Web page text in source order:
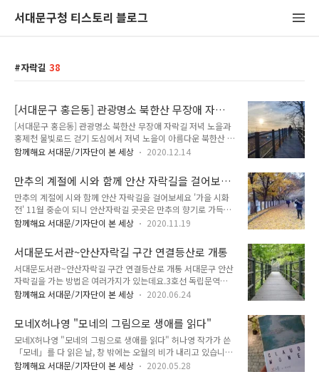
서대문구청 티스토리 블로그
자락길 38
[서대문구 홍은동] 관광명소 북한산 무장애 자락
길 저녁 노을과 홍제천 물빛로드 걷기
[서대문구 홍은동] 관광명소 북한산 무장애 자락길 저녁 노을과
홍제천 물빛로드 걷기 도심에서 저녁 노을이 아름다운 북한산 무
장애 자락길은 겨울 산이라도 쉽게 오늘 수 있습니다. 특히 북한
걷기 운동으로 즐길 수 있지요. 도심 가까이 서대문구 홍은동에
교통 편리하며, 사계절 아름다운 북한산 무장애 자락길이 있습니
다. ▲ 북한산 자락길 안내 지도 북한산은 836m로 서울에서 제
일 높은 산이죠. 서대문구 홍은동 쪽 북한산 무장애 자락길은
4.5km인데, A코스 1.2km, B코스 1.5km, C 코스 1.8km로 이
안내 지도 오른쪽 홍지문에서부터 내려와 북한산 C 코스 무장애
자락길을 걷..
함께해요 서대문/기자단이 본 세상 2020.12.14
만추의 계절에 시와 함께 안산 자락길을 걸어보세
요 '가을 시화전'
만추의 계절에 시와 함께 안산 자락길을 걸어보세요 '가을 시화
전' 11월 중순이 되니 안산자락길 곳곳은 만추의 향기로 가득합
니다. 파스텔톤으로 물들어가는 느티나뭇잎과 벚나무잎, 타는 듯
듯 한 풍경이지요. 먼저 안산자락길의 가을 풍경을 사진으로 전
해드립니다. 11월 12일부터 서대문도서관산책길로 가는 방향의
넓은 길에 시화전이 열리고 있습니다. 시화전에서는 서대문문인
협회 회원들의 시 스무 편을 만나볼 수 있습니다. 가을과 시! 멋
지지 않나요? 늦가을은 마음의 여유를 한껏 느낄 수 있는 계절이
으며 잠시 발걸음을 멈추고 시 한 편을 읽는 잔잔한 기쁨과 여유
를 느껴보시는 건 어떨까요?..
함께해요 서대문/기자단이 본 세상 2020.11.19
서대문도서관~안산자락길 구간 연결등산로 개통
서대문도서관~안산자락길 구간 연결등산로 개통 서대문구 안산
자락길을 가는 방법은 여러가지가 있는데요.3호선 독립문역에
서 올라가는 가는 방법, 서대문구청 뒤편을 통해 오르는 방법 등
가능해졌어요. 바로 서대문구 모래내로에 위치한 신연중학교, 서
대문도서관에서 안산자락길로 이어지는 연결등산로가 개통됐기
때문입니다. 지금부터 안산자락길 연결등산로를 소개해드리려
고 합니다. 안산자락길 연결등산로는 모래내로 408 신연중학교
정문진입로 옆에서부터 시작됩니다. 시멘트 재질의 계단을 올라
함께해요 서대문/기자단이 본 세상 2020.06.24
모네X허나영 "모네의 그림으로 생애를 읽다"
모네X허나영 "모네의 그림으로 생애를 읽다" 허나영 작가가 쓴
「모네」를 다 읽은 날, 창 밖에는 오월의 비가 내리고 있습니다.
잔잔한 에세이를 읽듯 읽었고 조금 과장해서 말한다면 아름다운
함께해요 서대문/기자단이 본 세상 2020.05.28